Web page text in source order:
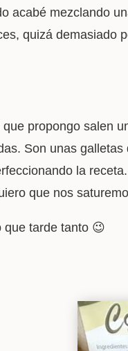
acabé mezclando
quizá demasiado
propongo salen
Son unas
la
que nos
que tarde tanto 😉